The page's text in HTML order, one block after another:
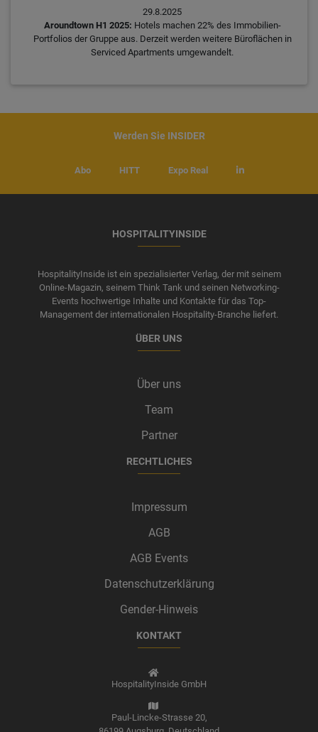
29.8.2025
Aroundtown H1 2025: Hotels machen 22% des Immobilien-
Portfolios der Gruppe aus. Derzeit werden weitere Büroflächen in
Serviced Apartments umgewandelt.
Werden Sie INSIDER
Abo HITT Expo Real
HOSPITALITYINSIDE
HospitalityInside ist ein spezialisierter Verlag, der mit seinem
Online-Magazin, seinem Think Tank und seinen Networking-
Events hochwertige Inhalte und Kontakte für das Top-
Management der internationalen Hospitality-Branche liefert.
ÜBER UNS
Über uns
Team
Partner
RECHTLICHES
Impressum
AGB
AGB Events
Datenschutzerklärung
Gender-Hinweis
KONTAKT
HospitalityInside GmbH
Paul-Lincke-Strasse 20,